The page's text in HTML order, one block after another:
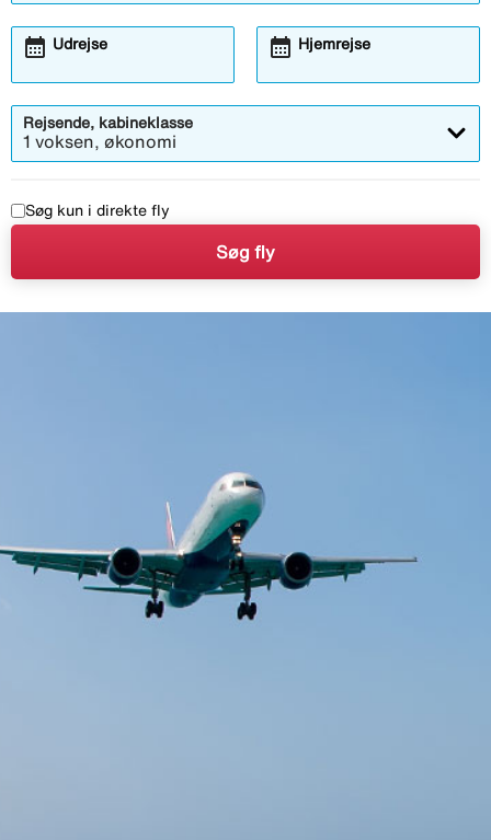
Udrejse
calendar_month Hjemrejse
calendar_month
Rejsende, kabineklasse
1 voksen, økonomi
Søg kun i direkte fly
Søg fly